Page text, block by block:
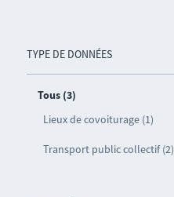
TYPE DE DONNÉES
Tous (3)
Lieux de covoiturage (1)
Transport public collectif (2)